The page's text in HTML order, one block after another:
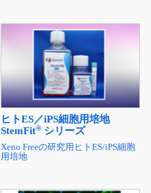
ヒトES／iPS細胞用培地
StemFit® シリーズ
Xeno Freeの研究用ヒトES/iPS細胞
用培地